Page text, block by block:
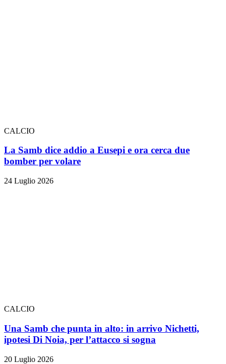
CALCIO
La Samb dice addio a Eusepi e ora cerca due
bomber per volare
24 Luglio 2026
CALCIO
Una Samb che punta in alto: in arrivo Nichetti,
ipotesi Di Noia, per l’attacco si sogna
20 Luglio 2026